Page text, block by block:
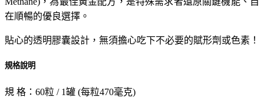
在順暢的優良選擇。
貼心的透明膠囊設計，無須擔心吃下不必要的賦形劑或色素！
規格說明
規 格：60粒 / 1罐 (每粒470毫克)